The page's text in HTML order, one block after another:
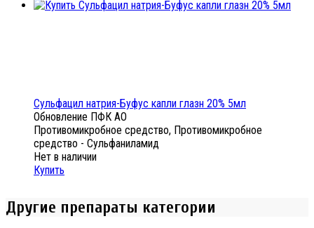
Сульфацил натрия-Буфус капли глазн 20% 5мл
Обновление ПФК АО
Противомикробное средство, Противомикробное
средство - Сульфаниламид
Нет в наличии
Купить
Другие препараты категории